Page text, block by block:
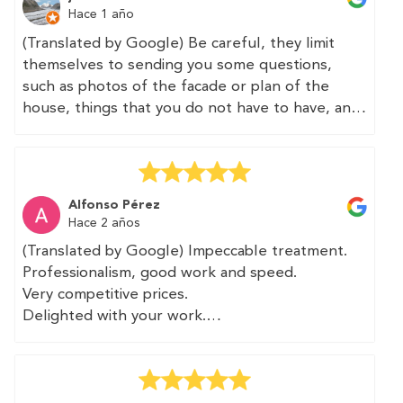
I subsequently received the certificate in a
couple of days, and then received the
registration certificate and the energy
certification label from the administration.
Thank you very much. The work was quick and at
professionals and will use their services again.
(Original)
Profesionalidad y trato inmejorable.
El profesional que vino a tomar medidas fue
rápido y preciso. Le aportamos plano de la
vivienda que agradeció ya que esto le facilitaba
Posteriorme tuve el certificado en un par de días
Hace 1 año
(Translated by Google) Be careful, they limit
themselves to sending you some questions,
such as photos of the facade or plan of the
house, things that you do not have to have, and
which you live. They sell this as "speed", but if
so, you can say anything.
The "service" is charged in advance. I hope that
the return of the same for not meeting what
was expected is just as fast.
Taking into account that there is a possibility that
to fill in the data, this service is completely
Alfonso Pérez
Hace 2 años
(Translated by Google) Impeccable treatment.
Professionalism, good work and speed.
Very competitive prices.
Delighted with your work.
A pleasure to have met you.